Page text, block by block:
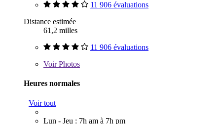
11 906 évaluations
Distance estimée
61,2 milles
11 906 évaluations
VoirPhotos
Heures normales
Voir tout
Lun - Jeu : 7h am à 7h pm